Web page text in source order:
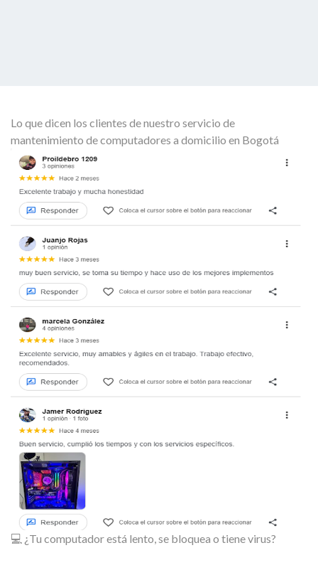
Lo que dicen los clientes de nuestro servicio de
mantenimiento de computadores a domicilio en Bogotá
💻 ¿Tu computador está lento, se bloquea o tiene virus?